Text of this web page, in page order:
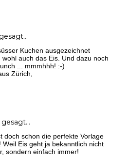
Kuchen ausgezeichnet
auch das Eis. Und dazu noch
... mmmhhh! :-)
Zürich,
doch schon die perfekte Vorlage
Weil Eis geht ja bekanntlich nicht
sondern einfach immer!